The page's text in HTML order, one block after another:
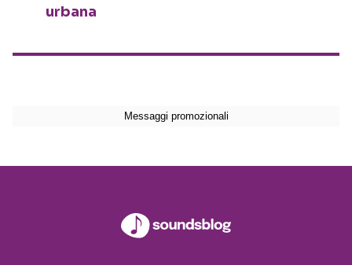
urbana